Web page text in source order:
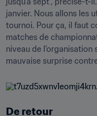
janvier. Nous allons les
tournoi. Pour ça, il faut
matches de
niveau de
mauvaise surprise
De retour